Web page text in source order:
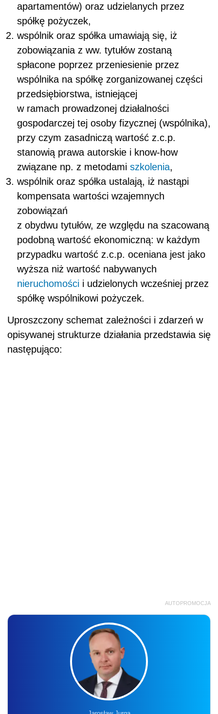
apartamentów) oraz udzielanych przez
spółkę pożyczek,
wspólnik oraz spółka umawiają się, iż
zobowiązania z ww. tytułów zostaną
spłacone poprzez przeniesienie przez
wspólnika na spółkę zorganizowanej części
przedsiębiorstwa, istniejącej
w ramach prowadzonej działalności
gospodarczej tej osoby fizycznej (wspólnika),
przy czym zasadniczą wartość z.c.p.
stanowią prawa autorskie i know-how
związane np. z metodami szkolenia,
wspólnik oraz spółka ustalają, iż nastąpi
kompensata wartości wzajemnych
zobowiązań
z obydwu tytułów, ze względu na szacowaną
podobną wartość ekonomiczną: w każdym
przypadku wartość z.c.p. oceniana jest jako
wyższa niż wartość nabywanych
nieruchomości i udzielonych wcześniej przez
spółkę wspólnikowi pożyczek.
Uproszczony schemat zależności i zdarzeń w
opisywanej strukturze działania przedstawia się
następująco:
AUTOPROMOCJA